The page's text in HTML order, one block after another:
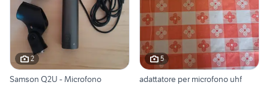
2
Samson Q2U - Microfono
5
adattatore per microfono uhf